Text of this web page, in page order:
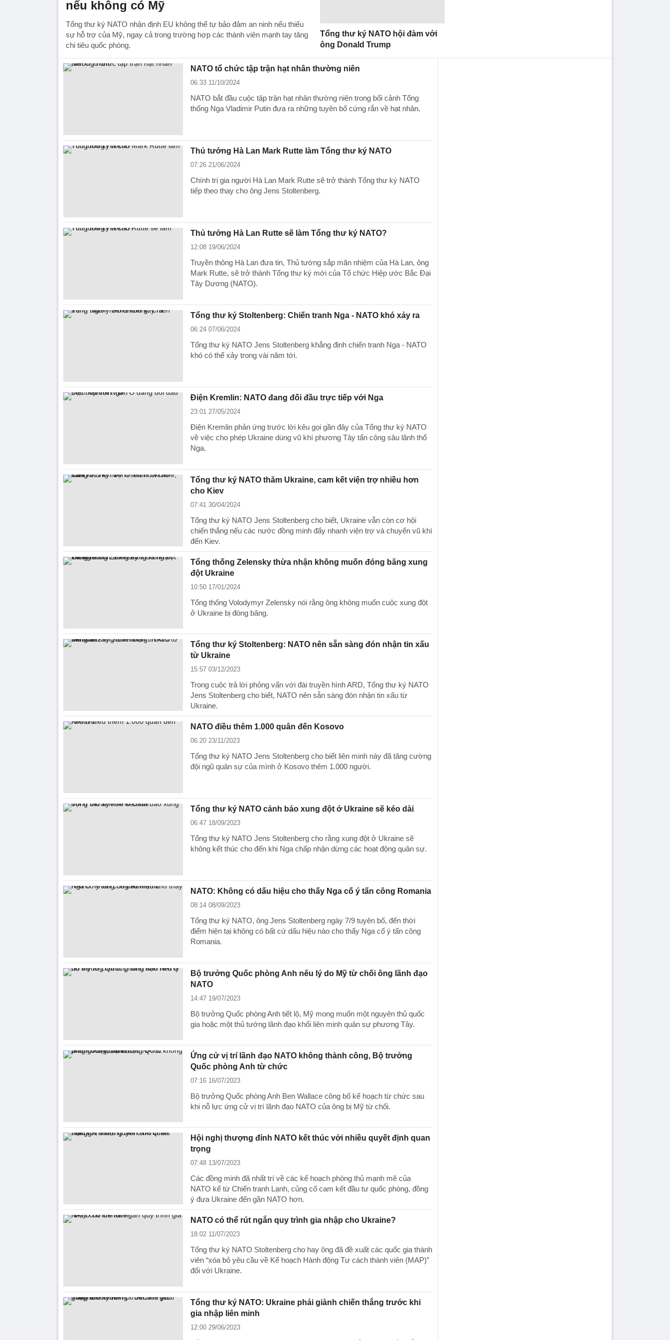
nếu không có Mỹ
Tổng thư ký NATO nhận định EU không thể tự bảo đảm an ninh nếu thiếu
sự hỗ trợ của Mỹ, ngay cả trong trường hợp các thành viên mạnh tay tăng
chi tiêu quốc phòng.
Tổng thư ký NATO hội đàm với
ông Donald Trump
NATO tổ chức tập trận hạt nhân thường niên
06:33 11/10/2024
NATO bắt đầu cuộc tập trận hạt nhân thường niên trong bối cảnh Tổng
thống Nga Vladimir Putin đưa ra những tuyên bố cứng rắn về hạt nhân.
Thủ tướng Hà Lan Mark Rutte làm Tổng thư ký NATO
07:26 21/06/2024
Chính trị gia người Hà Lan Mark Rutte sẽ trở thành Tổng thư ký NATO
tiếp theo thay cho ông Jens Stoltenberg.
Thủ tướng Hà Lan Rutte sẽ làm Tổng thư ký NATO?
12:08 19/06/2024
Truyền thông Hà Lan đưa tin, Thủ tướng sắp mãn nhiệm của Hà Lan, ông
Mark Rutte, sẽ trở thành Tổng thư ký mới của Tổ chức Hiệp ước Bắc Đại
Tây Dương (NATO).
Tổng thư ký Stoltenberg: Chiến tranh Nga - NATO khó xảy ra
06:24 07/06/2024
Tổng thư ký NATO Jens Stoltenberg khẳng định chiến tranh Nga - NATO
khó có thể xảy trong vài năm tới.
Điện Kremlin: NATO đang đối đầu trực tiếp với Nga
23:01 27/05/2024
Điện Kremlin phản ứng trước lời kêu gọi gần đây của Tổng thư ký NATO
về việc cho phép Ukraine dùng vũ khí phương Tây tấn công sâu lãnh thổ
Nga.
Tổng thư ký NATO thăm Ukraine, cam kết viện trợ nhiều hơn
cho Kiev
07:41 30/04/2024
Tổng thư ký NATO Jens Stoltenberg cho biết, Ukraine vẫn còn cơ hội
chiến thắng nếu các nước đồng minh đẩy nhanh viện trợ và chuyển vũ khí
đến Kiev.
Tổng thống Zelensky thừa nhận không muốn đóng băng xung
đột Ukraine
10:50 17/01/2024
Tổng thống Volodymyr Zelensky nói rằng ông không muốn cuộc xung đột
ở Ukraine bị đóng băng.
Tổng thư ký Stoltenberg: NATO nên sẵn sàng đón nhận tin xấu
từ Ukraine
15:57 03/12/2023
Trong cuộc trả lời phỏng vấn với đài truyền hình ARD, Tổng thư ký NATO
Jens Stoltenberg cho biết, NATO nên sẵn sàng đón nhận tin xấu từ
Ukraine.
NATO điều thêm 1.000 quân đến Kosovo
06:20 23/11/2023
Tổng thư ký NATO Jens Stoltenberg cho biết liên minh này đã tăng cường
đội ngũ quân sự của mình ở Kosovo thêm 1.000 người.
Tổng thư ký NATO cảnh báo xung đột ở Ukraine sẽ kéo dài
06:47 18/09/2023
Tổng thư ký NATO Jens Stoltenberg cho rằng xung đột ở Ukraine sẽ
không kết thúc cho đến khi Nga chấp nhận dừng các hoạt động quân sự.
NATO: Không có dấu hiệu cho thấy Nga cố ý tấn công Romania
08:14 08/09/2023
Tổng thư ký NATO, ông Jens Stoltenberg ngày 7/9 tuyên bố, đến thời
điểm hiện tại không có bất cứ dấu hiệu nào cho thấy Nga cố ý tấn công
Romania.
Bộ trưởng Quốc phòng Anh nêu lý do Mỹ từ chối ông lãnh đạo
NATO
14:47 19/07/2023
Bộ trưởng Quốc phòng Anh tiết lộ, Mỹ mong muốn một nguyên thủ quốc
gia hoặc một thủ tướng lãnh đạo khối liên minh quân sự phương Tây.
Ứng cử vị trí lãnh đạo NATO không thành công, Bộ trưởng
Quốc phòng Anh từ chức
07:16 16/07/2023
Bộ trưởng Quốc phòng Anh Ben Wallace công bố kế hoạch từ chức sau
khi nỗ lực ứng cử vị trí lãnh đạo NATO của ông bị Mỹ từ chối.
Hội nghị thượng đỉnh NATO kết thúc với nhiều quyết định quan
trọng
07:48 13/07/2023
Các đồng minh đã nhất trí về các kế hoạch phòng thủ mạnh mẽ của
NATO kể từ Chiến tranh Lạnh, củng cố cam kết đầu tư quốc phòng, đồng
ý đưa Ukraine đến gần NATO hơn.
NATO có thể rút ngắn quy trình gia nhập cho Ukraine?
18:02 11/07/2023
Tổng thư ký NATO Stoltenberg cho hay ông đã đề xuất các quốc gia thành
viên “xóa bỏ yêu cầu về Kế hoạch Hành động Tư cách thành viên (MAP)”
đối với Ukraine.
Tổng thư ký NATO: Ukraine phải giành chiến thắng trước khi
gia nhập liên minh
12:00 29/06/2023